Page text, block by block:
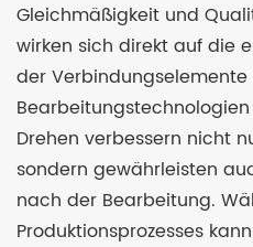
Gleichmäßigkeit und
wirken sich direkt auf die
der
Drehen verbessern nicht
sondern gewährleisten
nach der Bearbeitung.
Produktionsprozesses